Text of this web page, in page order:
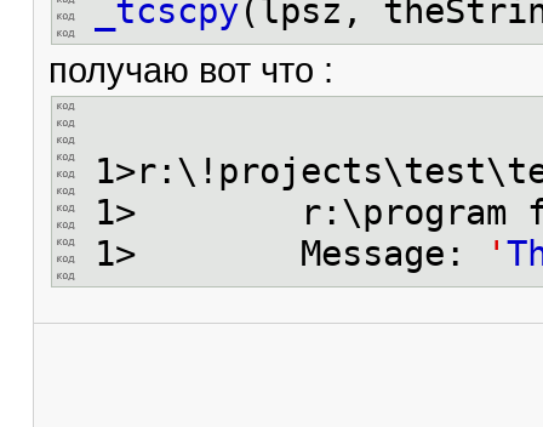
_tcscpy(lpsz,
получаю вот что :
1> r:\program
1> Message:
'